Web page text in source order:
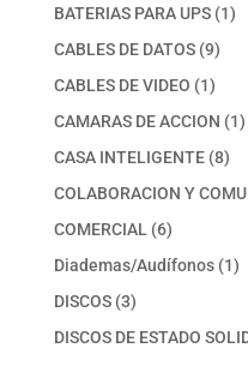
BATERIAS PARA UPS 11
CABLES DE DATOS 99
CABLES DE VIDEO 11
CAMARAS DE ACCION 11
CASA INTELIGENTE 88
COLABORACION Y
COMERCIAL 66
productos
Diademas/Audífonos 11
DISCOS 33
productos
DISCOS DE ESTADO